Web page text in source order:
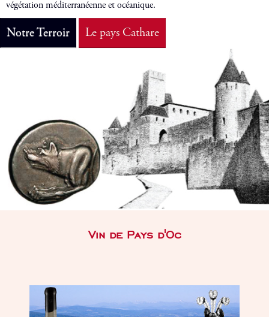
végétation méditerranéenne et océanique.
Notre Terroir Le pays Cathare
Vin de Pays d'Oc